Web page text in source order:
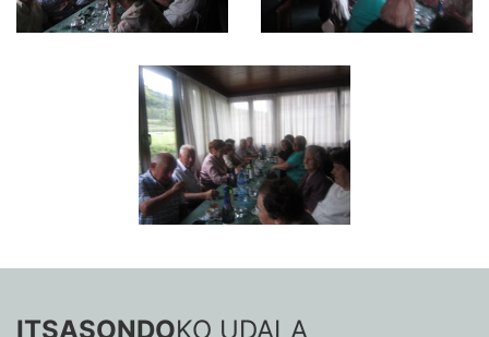
ITSASONDOKO UDALA